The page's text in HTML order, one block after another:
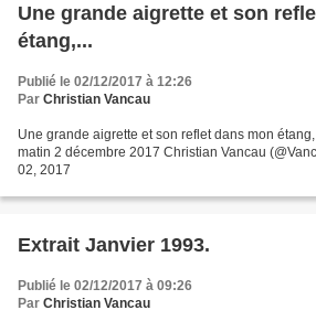
Une grande aigrette et son
étang,...
Publié le 02/12/2017 à 12:26
Par Christian Vancau
Une grande aigrette et son reflet dans mon
matin 2 décembre 2017 Christian Vancau
02, 2017
Extrait Janvier 1993.
Publié le 02/12/2017 à 09:26
Par Christian Vancau